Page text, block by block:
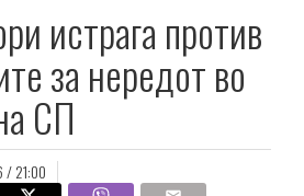
истрага против
за нередот во
СП
/ 21:00